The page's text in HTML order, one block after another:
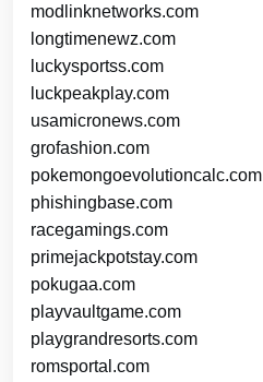
modlinknetworks.com
longtimenewz.com
luckysportss.com
luckpeakplay.com
usamicronews.com
grofashion.com
pokemongoevolutioncalc.com
phishingbase.com
racegamings.com
primejackpotstay.com
pokugaa.com
playvaultgame.com
playgrandresorts.com
romsportal.com